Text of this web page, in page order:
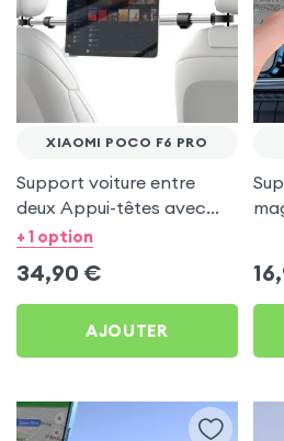
XIAOMI POCO F6 PRO
Support voiture entre
deux Appui-têtes avec
Tête rotative à 360° pour
+ 1 option
34,90 €
AJOUTER